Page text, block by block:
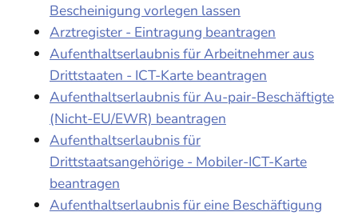
Bescheinigung vorlegen lassen
Arztregister - Eintragung beantragen
Aufenthaltserlaubnis für Arbeitnehmer aus
Drittstaaten - ICT-Karte beantragen
Aufenthaltserlaubnis für Au-pair-Beschäftigte
(Nicht-EU/EWR) beantragen
Aufenthaltserlaubnis für
Drittstaatsangehörige - Mobiler-ICT-Karte
beantragen
Aufenthaltserlaubnis für eine Beschäftigung